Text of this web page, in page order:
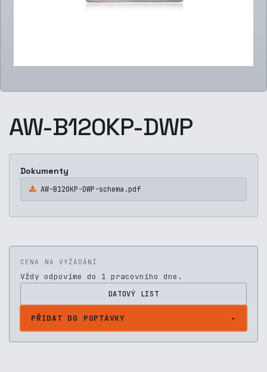
AW-B120KP-DWP
Dokumenty
AW-B120KP-DWP-schema.pdf
CENA NA VYŽÁDÁNÍ
Vždy odpovíme do 1 pracovního dne.
DATOVÝ LIST
PŘIDAT DO POPTÁVKY